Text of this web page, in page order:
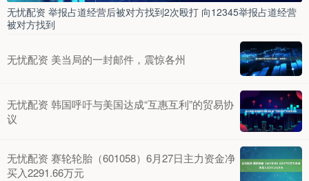
无忧配资 举报占道经营后被对方找到2次殴打 向12345举报占道经营
被对方找到
无忧配资 美当局的一封邮件，震惊各州
无忧配资 韩国呼吁与美国达成“互惠互利”的贸易协
议
无忧配资 赛轮轮胎（601058）6月27日主力资金净
买入2291.66万元